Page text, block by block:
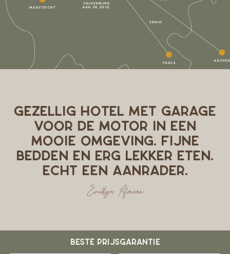
GEZELLIG HOTEL MET GARAGE
VOOR DE MOTOR IN EEN
MOOIE OMGEVING. FIJNE
BEDDEN EN ERG LEKKER ETEN.
ECHT EEN AANRADER.
Evillyn Almere
BESTE PRIJSGARANTIE